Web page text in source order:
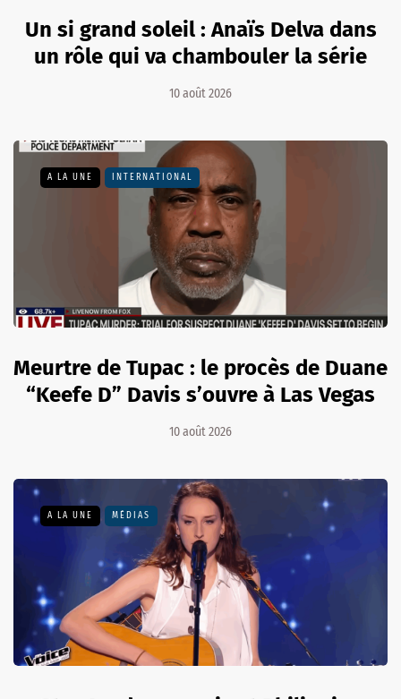
Un si grand soleil : Anaïs Delva dans
un rôle qui va chambouler la série
10 août 2026
A LA UNE INTERNATIONAL
Meurtre de Tupac : le procès de Duane
“Keefe D” Davis s’ouvre à Las Vegas
10 août 2026
A LA UNE MÉDIAS